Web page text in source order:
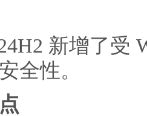
新增了受
全性。